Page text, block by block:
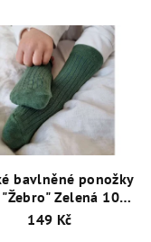
bavlněné ponožky
Zelená 100-
28
149 Kč